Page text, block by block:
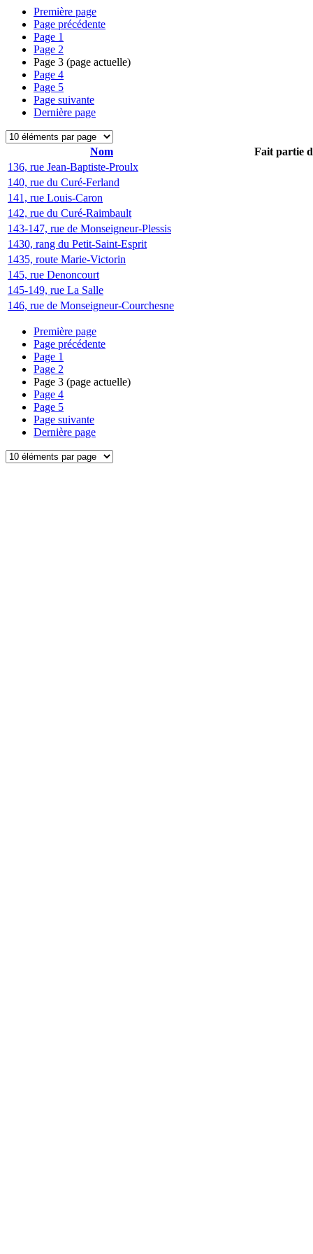
Première page
Page précédente
Page 1
Page 2
Page 3 (page actuelle)
Page 4
Page 5
Page suivante
Dernière page
Nom
Fait partie
136, rue Jean-Baptiste-Proulx
140, rue du Curé-Ferland
141, rue Louis-Caron
142, rue du Curé-Raimbault
143-147, rue de Monseigneur-Plessis
1430, rang du Petit-Saint-Esprit
1435, route Marie-Victorin
145, rue Denoncourt
145-149, rue La Salle
146, rue de Monseigneur-Courchesne
Première page
Page précédente
Page 1
Page 2
Page 3 (page actuelle)
Page 4
Page 5
Page suivante
Dernière page